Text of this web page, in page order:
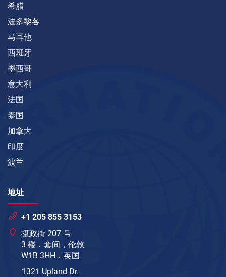
希腊
波多黎各
马耳他
西班牙
墨西哥
意大利
法国
泰国
加拿大
印度
波兰
地址
+1 205 855 3153
摄政街 207 号
3 楼，套间，伦敦
W1B 3HH，英国
1321 Upland Dr.